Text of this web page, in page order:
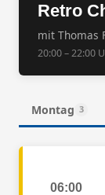
Retro
mit Thomas
20:00 – 22:00
Montag 3
06:00